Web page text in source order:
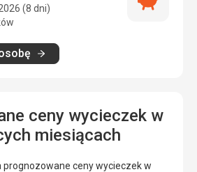
(8 dni)
Najlepsza
ceny wycieczek w
miesiącach
ceny wycieczek w